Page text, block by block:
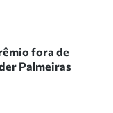
fora de
Palmeiras